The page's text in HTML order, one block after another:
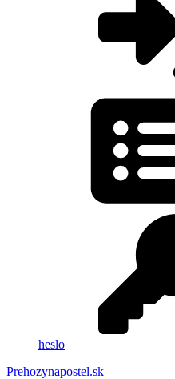
heslo
Prehozynapostel.sk